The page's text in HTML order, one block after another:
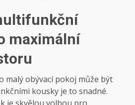
maximální
malý obývací pokoj může být
kousky je to snadné.